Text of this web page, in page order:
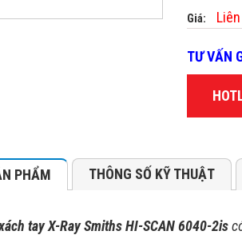
Giá:
TƯ VẤN
PHẨM THÔNG SỐ KỸ THUẬT
tay X-Ray Smiths HI-SCAN6040-2is